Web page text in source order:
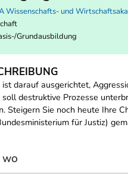
Wissenschafts- und
Grundausbildung
darauf ausgerichtet,
destruktive Prozesse
Steigern Sie noch heute Ihre
für Justiz)
WO